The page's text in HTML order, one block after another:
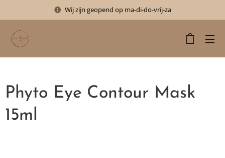
Wij zijn geopend op ma-di-do-vrij-za
Phyto Eye Contour Mask
15ml